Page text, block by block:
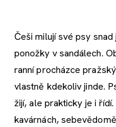
Češi milují své psy
ponožky v sandálech.
ranní procházce
vlastně kdekoliv jinde.
žijí, ale prakticky je i
kavárnách,